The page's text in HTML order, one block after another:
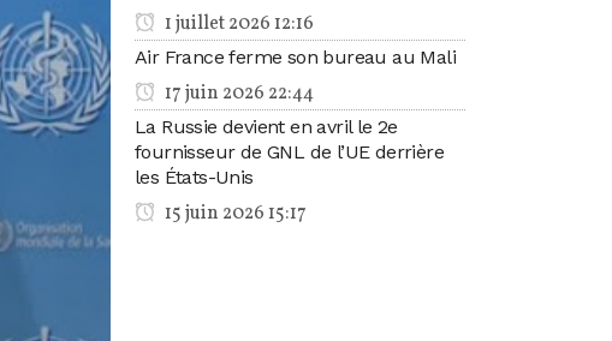
1 juillet 2026 12:16
Air France ferme son bureau au Mali
17 juin 2026 22:44
La Russie devient en avril le 2e
fournisseur de GNL de l’UE derrière
les États-Unis
15 juin 2026 15:17